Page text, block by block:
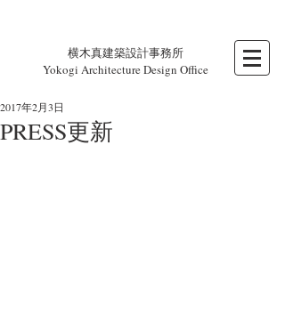
横木真建築設計事務所
Yokogi Architecture Design Office
PRESS更新
2017年2月3日